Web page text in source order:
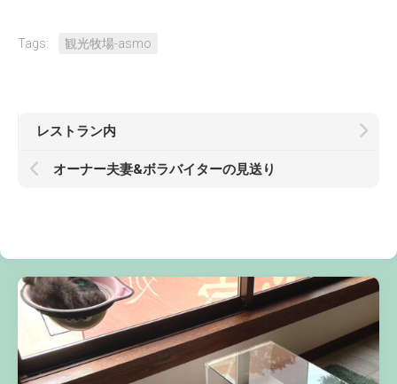
Tags: 観光牧場-asmo
レストラン内
オーナー夫妻&ボラバイターの見送り